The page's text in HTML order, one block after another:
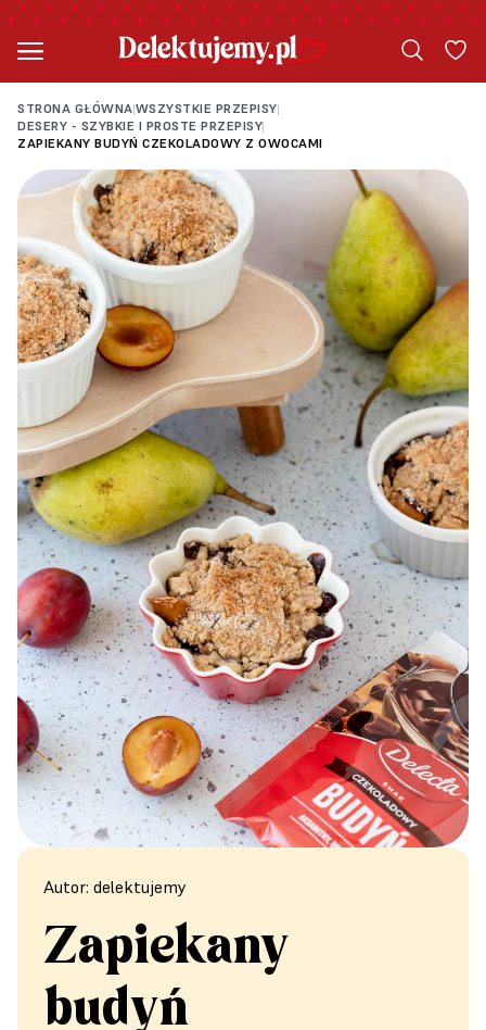
STRONA GŁÓWNA|WSZYSTKIE PRZEPISY|
DESERY - SZYBKIE I PROSTE PRZEPISY|
ZAPIEKANY BUDYŃ CZEKOLADOWY Z OWOCAMI
Autor: delektujemy
Zapiekany
budyń